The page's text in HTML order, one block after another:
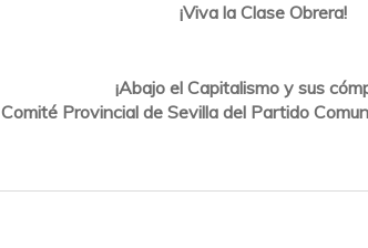
¡Viva la Clase Obrera!
¡Abajo el Capitalismo y sus
Comité Provincial de Sevilla del Partido